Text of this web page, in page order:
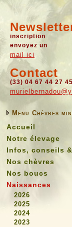
inscription
envoyez un
mail ici
Contact
(33) 04 67 44 27 45
Menu Chèvres
Accueil
Notre élevage
Infos, conseils
Nos chèvres
Nos boucs
Naissances
2026
2025
2024
2023